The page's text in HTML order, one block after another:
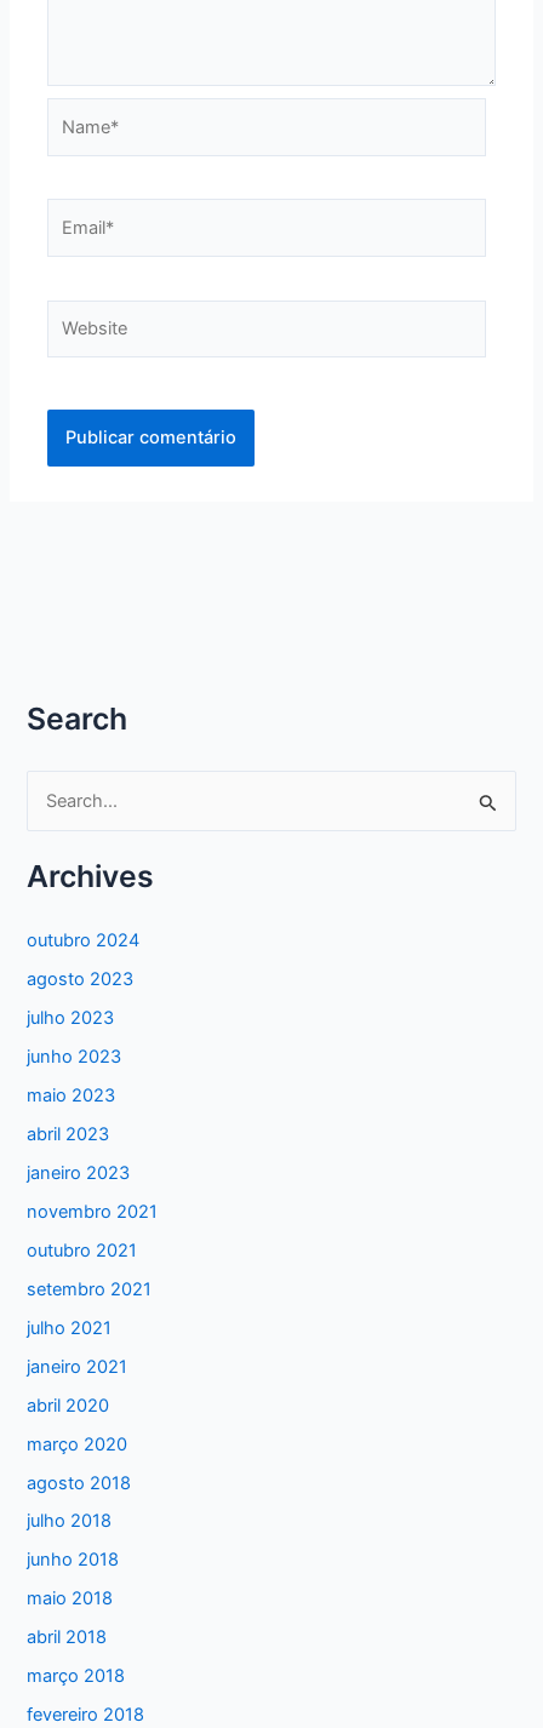
Search
q
a
r
p
o
r
:
Archives
outubro 2024
agosto 2023
julho 2023
junho 2023
maio 2023
abril 2023
janeiro 2023
novembro 2021
outubro 2021
setembro 2021
julho 2021
janeiro 2021
abril 2020
março 2020
agosto 2018
julho 2018
junho 2018
maio 2018
abril 2018
março 2018
fevereiro 2018